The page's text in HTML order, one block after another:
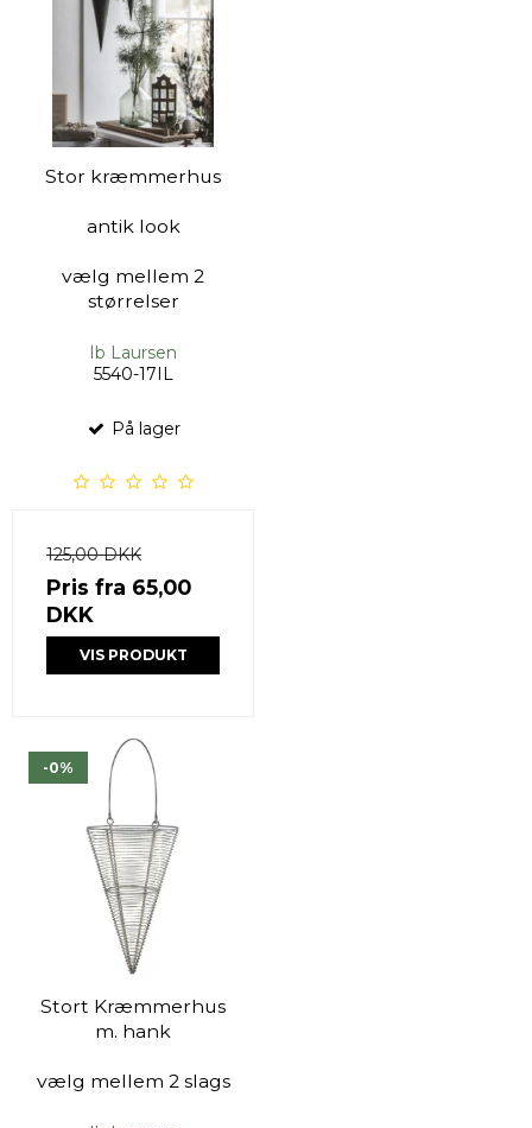
Stor kræmmerhus
antik look
vælg mellem 2
størrelser
Ib Laursen
5540-17IL
På lager
125,00 DKK
Pris fra 65,00
DKK
VIS PRODUKT
-0%
Stort Kræmmerhus
m. hank
vælg mellem 2 slags